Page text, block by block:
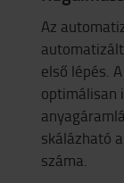
Az
első lépés.
optimálisan
skálázható
száma.